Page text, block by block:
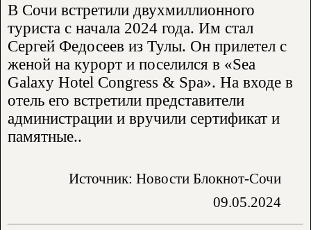
В Сочи встретили двухмиллионного
туриста с начала 2024 года. Им стал
Сергей Федосеев из Тулы. Он прилетел с
женой на курорт и поселился в «Sea
Galaxy Hotel Congress & Spa». На входе в
отель его встретили представители
администрации и вручили сертификат и
памятные..
Источник: Новости Блокнот-Сочи
09.05.2024